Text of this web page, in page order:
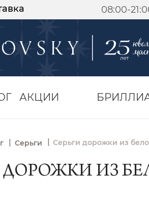
08:00-
АКЦИИ
| Серьги Серьги дорожки из
ДОРОЖКИ ИЗ